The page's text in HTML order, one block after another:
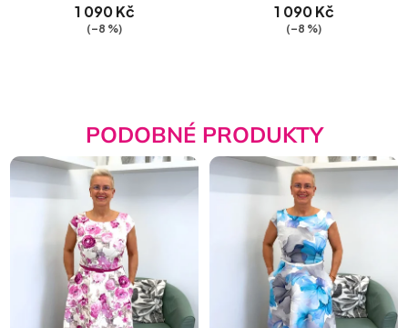
1 090 Kč
(–8 %)
1 090 Kč
(–8 %)
PODOBNÉ PRODUKTY